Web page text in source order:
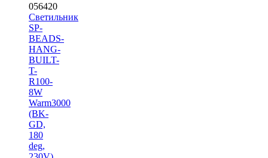
056420
Светильник
SP-
BEADS-
HANG-
BUILT-
T-
R100-
8W
Warm3000
(BK-
GD,
180
deg,